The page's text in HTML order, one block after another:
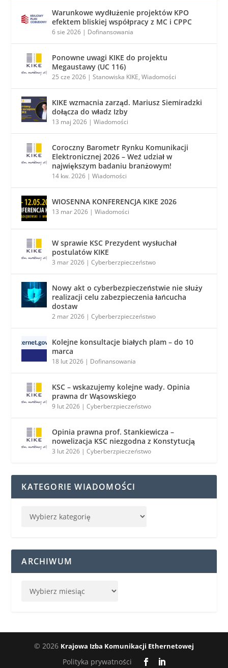
Warunkowe wydłużenie projektów KPO
efektem bliskiej współpracy z MC i CPPC
6 sie 2026 | Dofinansowania
Ponowne uwagi KIKE do projektu
Megaustawy (UC 116)
25 cze 2026 |Stanowiska KIKE,Wiadomości
KIKE wzmacnia zarząd. Mariusz Siemiradzki
dołącza do władz Izby
13 maj 2026 |Wiadomości
Coroczny Barometr Rynku Komunikacji
Elektronicznej 2026 – Weź udział w
największym badaniu branżowym!
14 kw. 2026 |Wiadomości
WIOSENNA KONFERENCJA KIKE 2026
13 mar 2026 |Wiadomości
W sprawie KSC Prezydent wysłuchał
postulatów KIKE
3 mar 2026 |Cyberberzpieczeństwo
Nowy akt o cyberbezpieczeństwie nie służy
realizacji celu zabezpieczenia łańcucha
dostaw
2 mar 2026 |Cyberberzpieczeństwo
Kolejne konsultacje białych plam – do 10
marca
18 lut 2026 | Dofinansowania
KSC – wskazujemy kolejne wady. Opinia
prawna dr Wąsowskiego
9 lut 2026 |Cyberberzpieczeństwo
Opinia prawna prof. Stankiewicza –
nowelizacja KSC niezgodna z Konstytucją
3 lut 2026 |Cyberberzpieczeństwo
KATEGORIE WIADOMOŚCI
ARCHIWUM
© 2026 Krajowa Izba Komunikacji Ethernetowej
Polityka prywatności